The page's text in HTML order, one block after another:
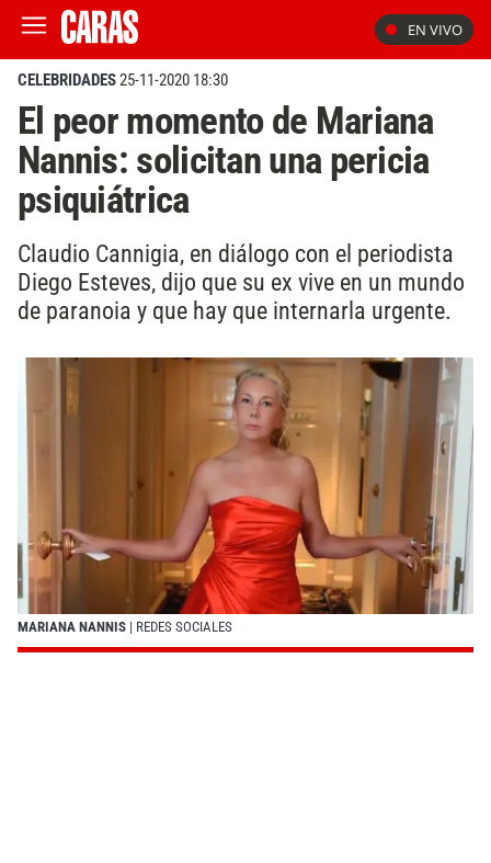
EN VIVO
CELEBRIDADES25-11-2020 18:30
El peor momento de Mariana
Nannis: solicitan una pericia
psiquiátrica
Claudio Cannigia, en diálogo con el periodista
Diego Esteves, dijo que su ex vive en un mundo
de paranoia y que hay que internarla urgente.
MARIANA NANNIS | REDES SOCIALES